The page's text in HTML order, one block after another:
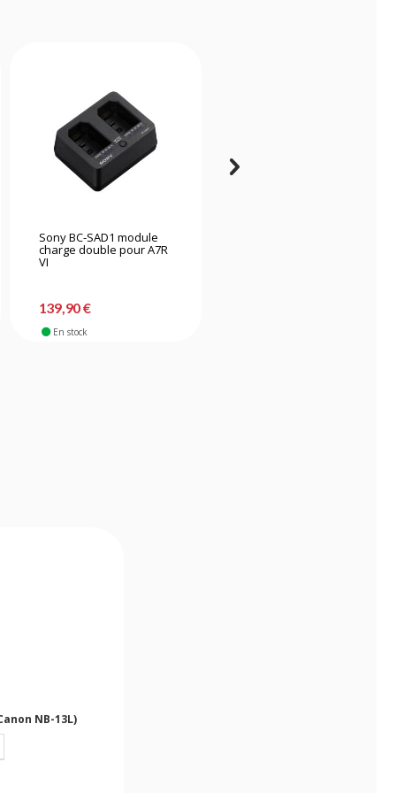
Sony BC-SAD1 module
charge double pour A7R
VI
139,90 €
En stock
NB-13L)